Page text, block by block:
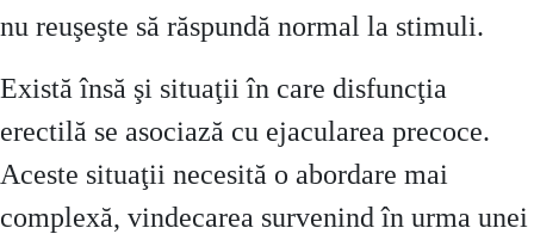
nu reuşeşte să răspundă normal la stimuli.
Există însă şi situaţii în care disfuncţia
erectilă se asociază cu ejacularea precoce.
Aceste situaţii necesită o abordare mai
complexă, vindecarea survenind în urma unei